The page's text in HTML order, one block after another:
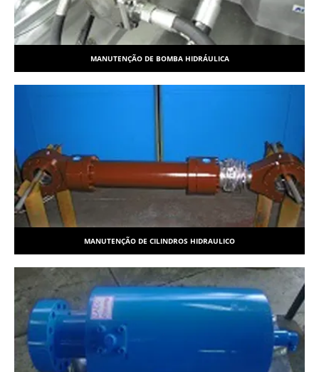
MANUTENÇÃO DE BOMBA HIDRÁULICA
MANUTENÇÃO DE CILINDROS HIDRAULICO